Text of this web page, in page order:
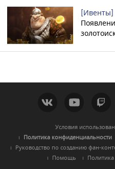
[Ивенты]
Условия
Политика конфиденциальности
Руководство по созданию фан-
Помощь